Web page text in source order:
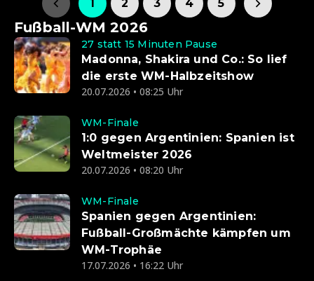
1 2 3 4 5
Fußball-WM 2026
27 statt 15 Minuten Pause
Madonna, Shakira und Co.: So lief
die erste WM-Halbzeitshow
20.07.2026 • 08:25 Uhr
WM-Finale
1:0 gegen Argentinien: Spanien ist
Weltmeister 2026
20.07.2026 • 08:20 Uhr
WM-Finale
Spanien gegen Argentinien:
Fußball-Großmächte kämpfen um
WM-Trophäe
17.07.2026 • 16:22 Uhr